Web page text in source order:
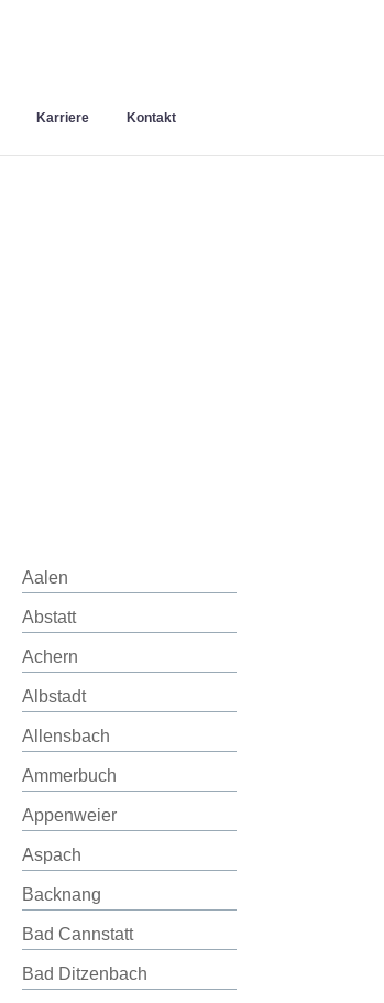
Karriere Kontakt
Aalen
Abstatt
Achern
Albstadt
Allensbach
Ammerbuch
Appenweier
Aspach
Backnang
Bad Cannstatt
Bad Ditzenbach